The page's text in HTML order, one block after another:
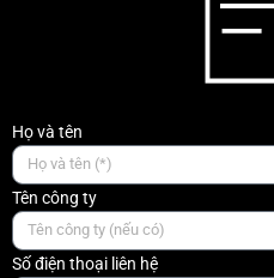
Họ và tên
Tên công ty
Số điện thoại liên hệ